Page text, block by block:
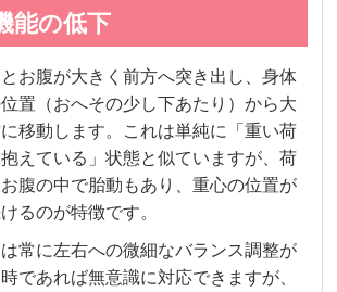
能の低下
お腹が大きく前方へ突き出し、身体
置（おへその少し下あたり）から大
移動します。これは単純に「重い荷
えている」状態と似ていますが、荷
腹の中で胎動もあり、重心の位置が
るのが特徴です。
常に左右への微細なバランス調整が
であれば無意識に対応できますが、